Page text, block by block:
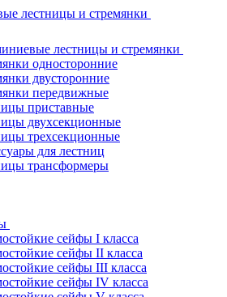
лестницы и стремянки
лестницы и стремянки
односторонние
двусторонние
передвижные
приставные
двухсекционные
трехсекционные
для лестниц
трансформеры
сейфы I класса
сейфы II класса
сейфы III класса
сейфы IV класса